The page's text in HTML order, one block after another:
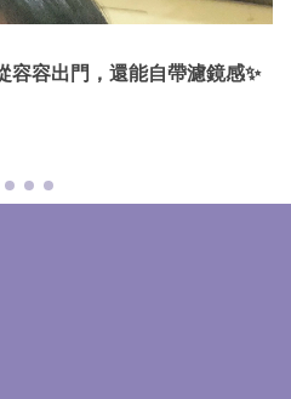
容容出門，還能自帶濾鏡感✨